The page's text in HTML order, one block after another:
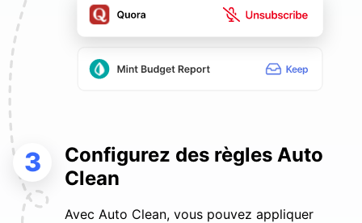
3
Configurez des règles Auto
Clean
Avec Auto Clean, vous pouvez appliquer